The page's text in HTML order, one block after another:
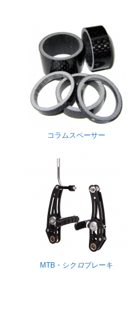
コラムスペーサー
MTB・シク ロブレーキ